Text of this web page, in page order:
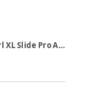
Maxi-Cosi Pearl XL Slide Pro Autostol - Authentic Truffle